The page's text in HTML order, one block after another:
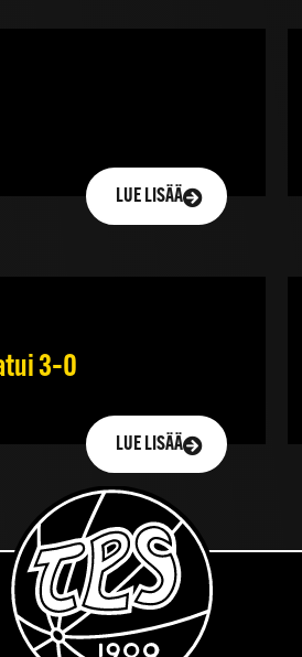
LUE LISÄÄ
3–0
LUE LISÄÄ